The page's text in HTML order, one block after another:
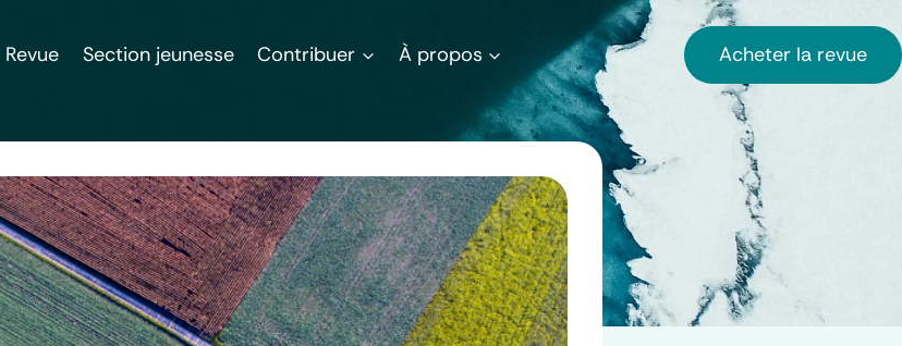
Revue Section jeunesse Contribuer À propos Acheter la revue